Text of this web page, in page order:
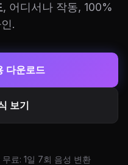
, 어디서나 작동, 100%
.
다운로드
보기
료: 1일 7회 음성 변환